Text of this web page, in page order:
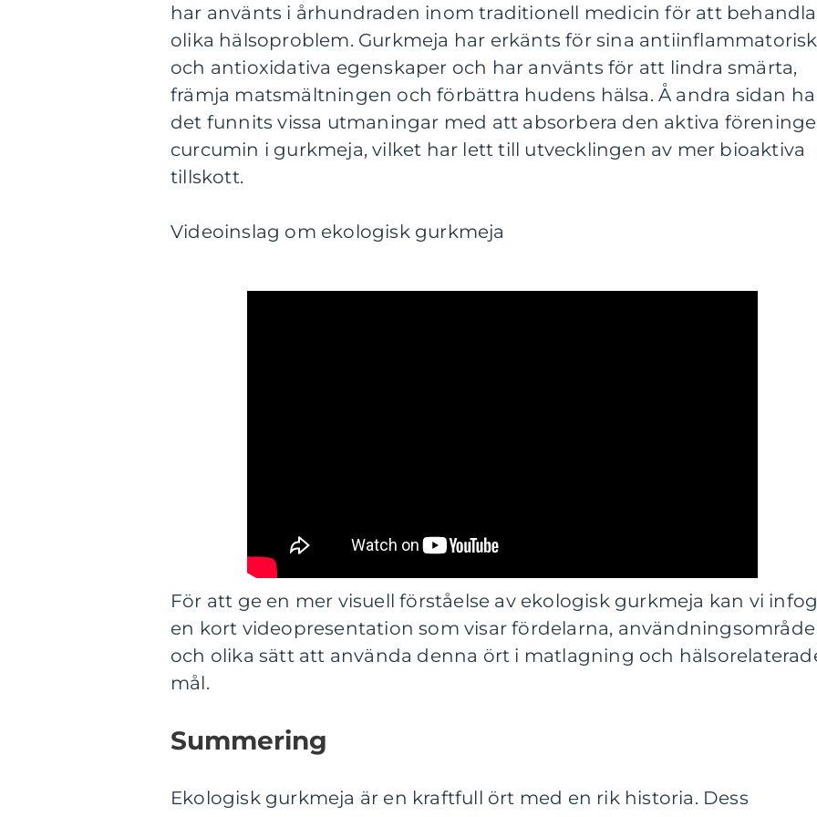
har använts i århundraden inom traditionell medicin för att behandla
olika hälsoproblem. Gurkmeja har erkänts för sina
och antioxidativa egenskaper och har använts för att lindra smärta,
främja matsmältningen och förbättra hudens hälsa. Å andra sidan
det funnits vissa utmaningar med att absorbera den aktiva
curcumin i gurkmeja, vilket har lett till utvecklingen av mer bioaktiva
tillskott.
Videoinslag om ekologisk gurkmeja
För att ge en mer visuell förståelse av ekologisk gurkmeja kan vi
en kort videopresentation som visar fördelarna,
och olika sätt att använda denna ört i matlagning och
mål.
Summering
Ekologisk gurkmeja är en kraftfull ört med en rik historia. Dess